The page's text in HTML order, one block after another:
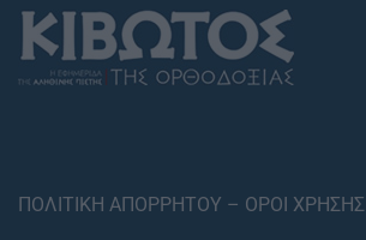
ΠΟΛΙΤΙΚΗ ΑΠΟΡΡΗΤΟΥ – ΟΡΟΙ ΧΡΗΣΗΣ